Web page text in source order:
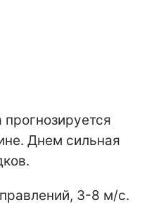
Днем сильная
3-8 м/с.